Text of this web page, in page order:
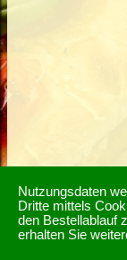
Nutzungsdaten
Dritte mittels
den Bestellablauf
erhalten Sie